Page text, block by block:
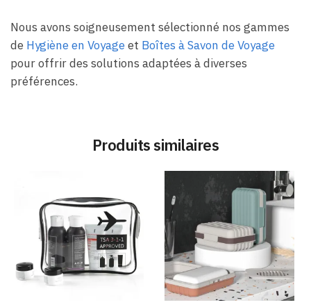
Nous avons soigneusement sélectionné nos gammes
de Hygiène en Voyageet Boîtes à Savon de Voyage
pour offrir des solutions adaptées à diverses
préférences.
Produits similaires